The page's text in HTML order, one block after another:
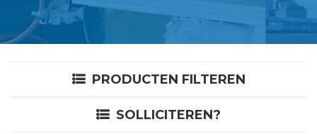
Producten
Offerte
PRODUCTEN FILTEREN
SOLLICITEREN?